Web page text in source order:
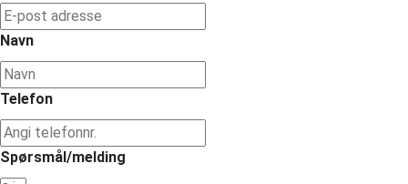
Navn
Telefon
Spørsmål/melding